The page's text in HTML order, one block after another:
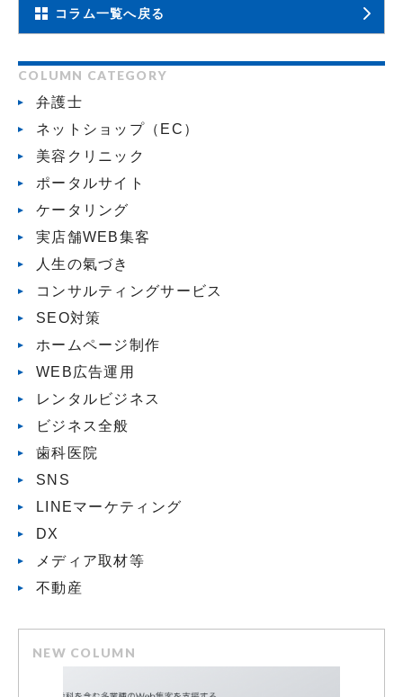
コラム一覧へ戻る
COLUMN CATEGORY
弁護士
ネットショップ（EC）
美容クリニック
ポータルサイト
ケータリング
実店舗WEB集客
人生の氣づき
コンサルティングサービス
SEO対策
ホームページ制作
WEB広告運用
レンタルビジネス
ビジネス全般
歯科医院
SNS
LINEマーケティング
DX
メディア取材等
不動産
NEW COLUMN